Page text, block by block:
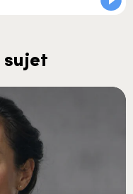
sujet